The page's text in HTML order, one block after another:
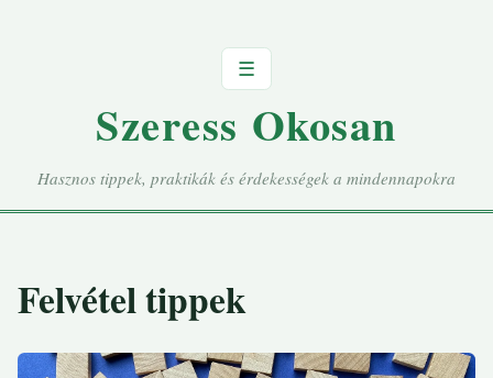
☰
Szeress Okosan
Hasznos tippek, praktikák és érdekességek a mindennapokra
Felvétel tippek